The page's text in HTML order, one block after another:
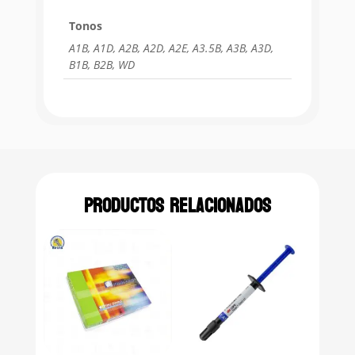
Tonos
A1B, A1D, A2B, A2D, A2E, A3.5B, A3B, A3D,
B1B, B2B, WD
Productos relacionados